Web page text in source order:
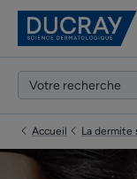
Accueil La dermite